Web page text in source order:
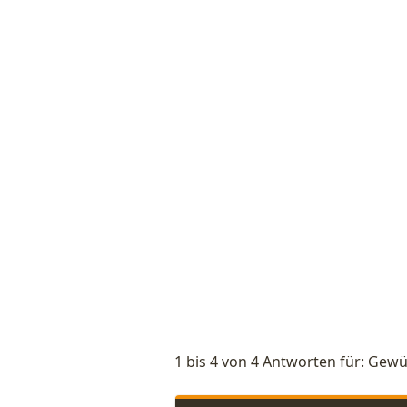
1 bis 4 von 4 Antworten für: